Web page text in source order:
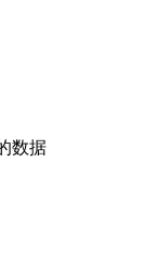
数据